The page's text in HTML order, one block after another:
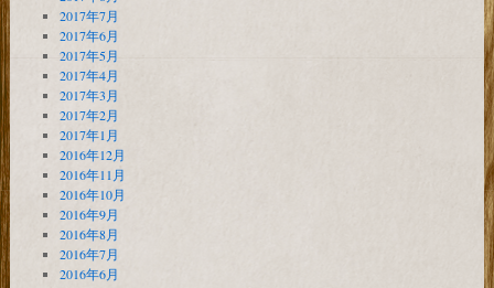
2017年7月
2017年6月
2017年5月
2017年4月
2017年3月
2017年2月
2017年1月
2016年12月
2016年11月
2016年10月
2016年9月
2016年8月
2016年7月
2016年6月